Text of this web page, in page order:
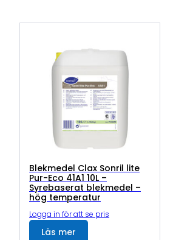
Blekmedel Clax Sonril lite
Pur-Eco 41A1 10L –
Syrebaserat blekmedel –
hög temperatur
Logga in för att se pris
Läs mer